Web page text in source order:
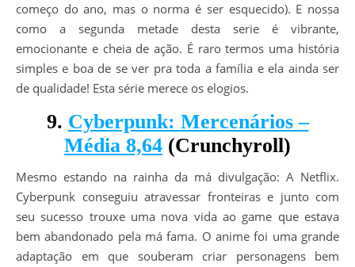
começo do ano, mas o norma é ser esquecido). E nossa
como a segunda metade desta serie é vibrante,
emocionante e cheia de ação. É raro termos uma história
simples e boa de se ver pra toda a família e ela ainda ser
de qualidade! Esta série merece os elogios.
9. Cyberpunk: Mercenários –
Média 8,64 (Crunchyroll)
Mesmo estando na rainha da má divulgação: A Netflix.
Cyberpunk conseguiu atravessar fronteiras e junto com
seu sucesso trouxe uma nova vida ao game que estava
bem abandonado pela má fama. O anime foi uma grande
adaptação em que souberam criar personagens bem